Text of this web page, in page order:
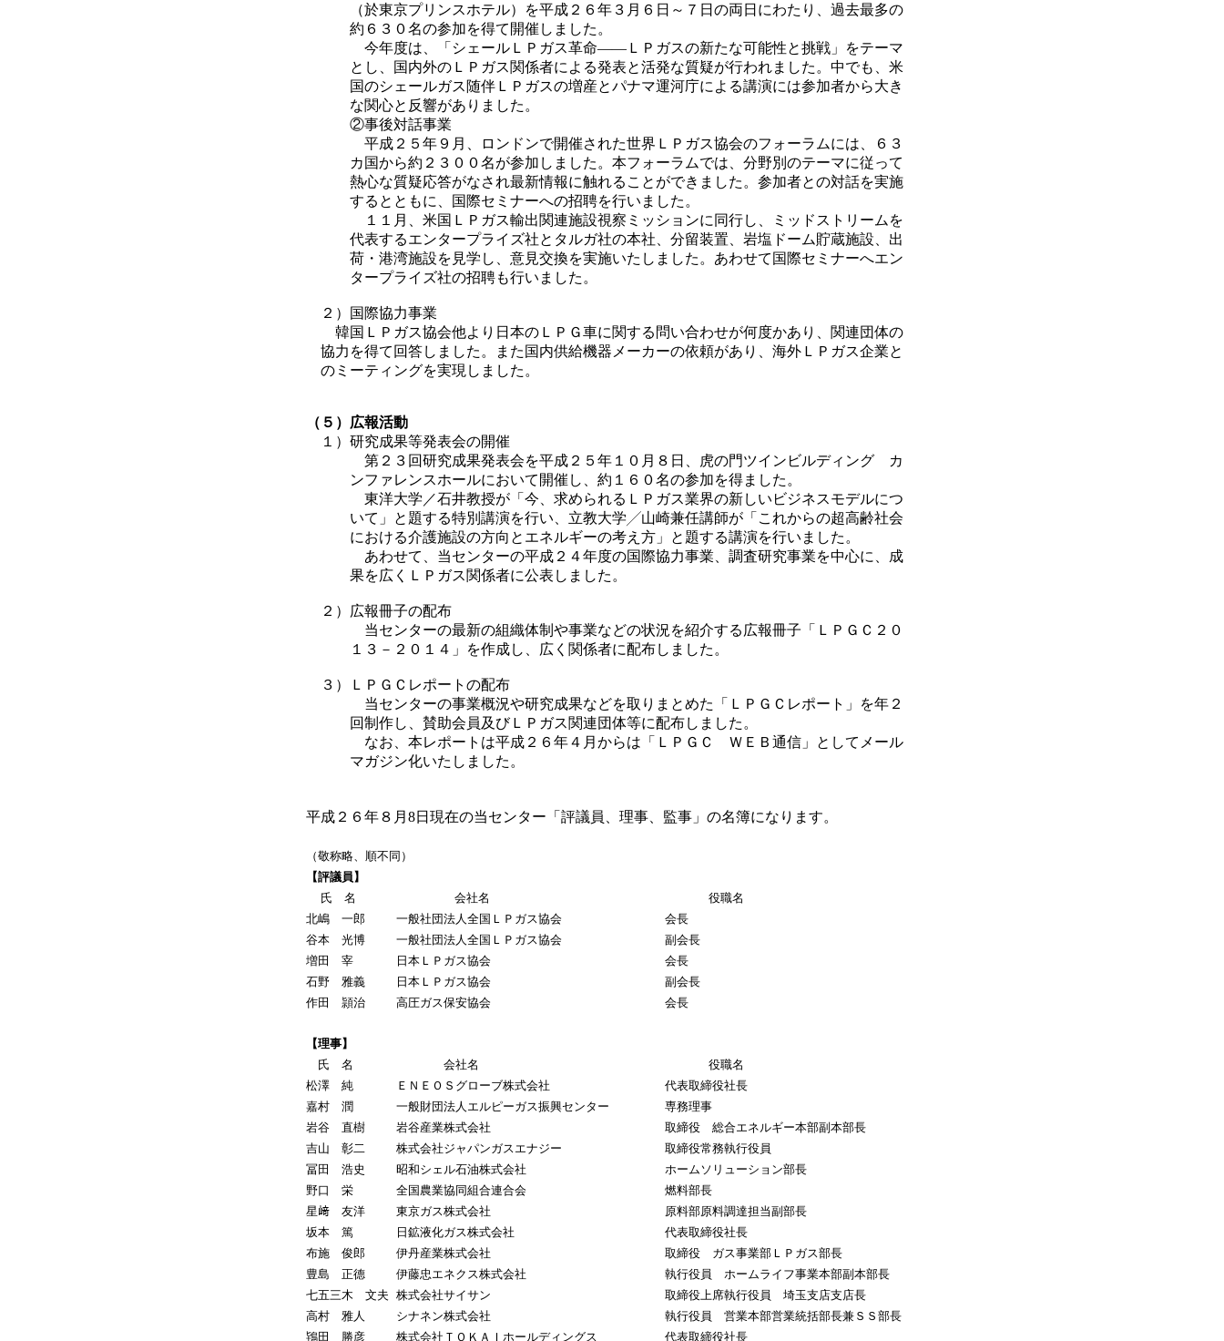
（於東京プリンスホテル）を平成２６年３月６日～７日の両日にわたり、過去最多の
約６３０名の参加を得て開催しました。
今年度は、「シェールＬＰガス革命――ＬＰガスの新たな可能性と挑戦」をテーマ
とし、国内外のＬＰガス関係者による発表と活発な質疑が行われました。中でも、米
国のシェールガス随伴ＬＰガスの増産とパナマ運河庁による講演には参加者から大き
な関心と反響がありました。
②事後対話事業
平成２５年９月、ロンドンで開催された世界ＬＰガス協会のフォーラムには、６３
カ国から約２３００名が参加しました。本フォーラムでは、分野別のテーマに従って
熱心な質疑応答がなされ最新情報に触れることができました。参加者との対話を実施
するとともに、国際セミナーへの招聘を行いました。
１１月、米国ＬＰガス輸出関連施設視察ミッションに同行し、ミッドストリームを
代表するエンタープライズ社とタルガ社の本社、分留装置、岩塩ドーム貯蔵施設、出
荷・港湾施設を見学し、意見交換を実施いたしました。あわせて国際セミナーへエン
タープライズ社の招聘も行いました。
２）国際協力事業
韓国ＬＰガス協会他より日本のＬＰＧ車に関する問い合わせが何度かあり、関連団体の
協力を得て回答しました。また国内供給機器メーカーの依頼があり、海外ＬＰガス企業と
のミーティングを実現しました。
（５）広報活動
１）研究成果等発表会の開催
第２３回研究成果発表会を平成２５年１０月８日、虎の門ツインビルディング カ
ンファレンスホールにおいて開催し、約１６０名の参加を得ました。
東洋大学／石井教授が「今、求められるＬＰガス業界の新しいビジネスモデルにつ
いて」と題する特別講演を行い、立教大学╱山崎兼任講師が「これからの超高齢社会
における介護施設の方向とエネルギーの考え方」と題する講演を行いました。
あわせて、当センターの平成２４年度の国際協力事業、調査研究事業を中心に、成
果を広くＬＰガス関係者に公表しました。
２）広報冊子の配布
当センターの最新の組織体制や事業などの状況を紹介する広報冊子「ＬＰＧＣ２０
１３－２０１４」を作成し、広く関係者に配布しました。
３）ＬＰＧＣレポートの配布
当センターの事業概況や研究成果などを取りまとめた「ＬＰＧＣレポート」を年２
回制作し、賛助会員及びＬＰガス関連団体等に配布しました。
なお、本レポートは平成２６年４月からは「ＬＰＧＣ ＷＥＢ通信」としてメール
マガジン化いたしました。
平成２６年８月8日現在の当センター「評議員、理事、監事」の名簿になります。
（敬称略、順不同）
【評議員】
氏 名
会社名
役職名
北嶋 一郎
一般社団法人全国ＬＰガス協会
会長
谷本 光博
一般社団法人全国ＬＰガス協会
副会長
増田 宰
日本ＬＰガス協会
会長
石野 雅義
日本ＬＰガス協会
副会長
作田 頴治
高圧ガス保安協会 会長
【理事】
氏 名
会社名
役職名
松澤 純
ＥＮＥＯＳグローブ株式会社
代表取締役社長
嘉村 潤
一般財団法人エルピーガス振興センター
専務理事
岩谷 直樹
岩谷産業株式会社
取締役 総合エネルギー本部副本部長
吉山 彰二
株式会社ジャパンガスエナジー
取締役常務執行役員
冨田 浩史
昭和シェル石油株式会社
ホームソリューション部長
野口 栄
全国農業協同組合連合会
燃料部長
星﨑 友洋
東京ガス株式会社
原料部原料調達担当副部長
坂本 篤
日鉱液化ガス株式会社
代表取締役社長
布施 俊郎
伊丹産業株式会社
取締役 ガス事業部ＬＰガス部長
豊島 正德
伊藤忠エネクス株式会社
執行役員 ホームライフ事業本部副本部長
七五三木 文夫 株式会社サイサン
取締役上席執行役員 埼玉支店支店長
高村 雅人
シナネン株式会社
執行役員 営業本部営業統括部長兼ＳＳ部長
鴇田 勝彦
株式会社ＴＯＫＡＩホールディングス 代表取締役社長